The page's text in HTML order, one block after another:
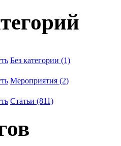
Без категории (1)
Мероприятия (2)
Статьи (811)